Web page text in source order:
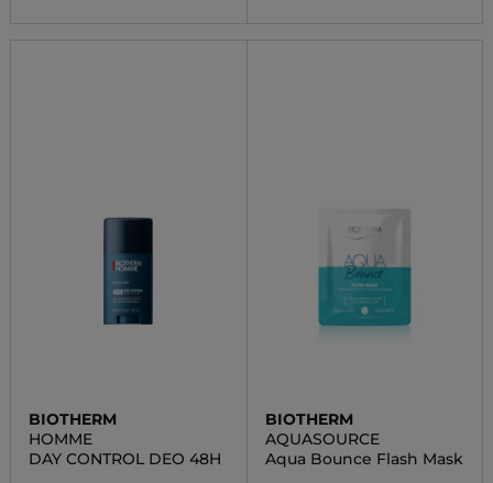
BIOTHERM
HOMME
DAY CONTROL DEO 48H
BIOTHERM
AQUASOURCE
Aqua Bounce Flash Mask